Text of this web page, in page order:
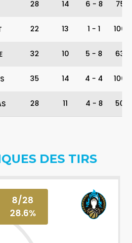
28 14 6 - 8 75%
22 13 1 - 1 100%
32 10 5 - 8 63%
35 14 4 - 4 100%
28 11 4 - 8 50%
DES TIRS
8/28
28.6%